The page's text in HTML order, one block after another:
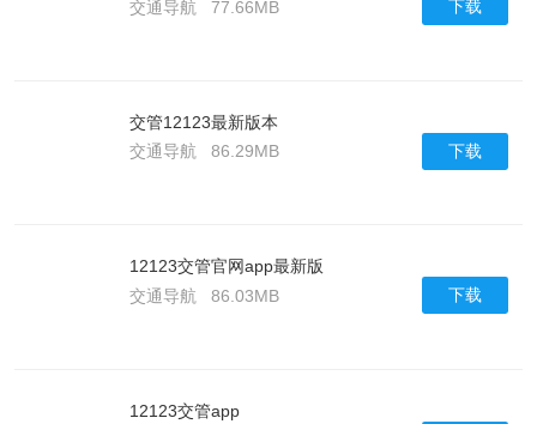
交通导航
77.66MB 下载
交管12123最新版本
交通导航
86.29MB 下载
12123交管官网app最新版
交通导航
86.03MB 下载
12123交管app